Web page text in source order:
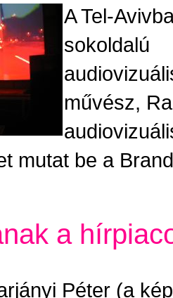
A Tel-
sokoldalú
művész,
mutat be a
a
Péter (a